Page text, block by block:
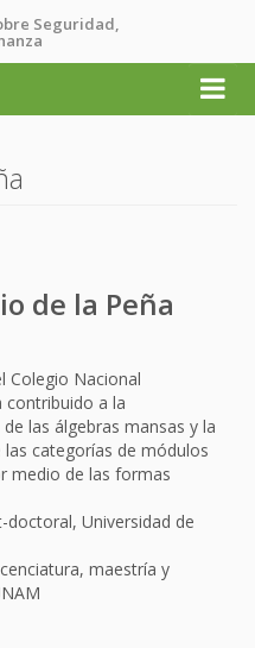
Seguridad,
de la Peña
Colegio Nacional
contribuido a la
las álgebras mansas y la
las categorías de módulos
medio de las formas
doctoral, Universidad de
maestría y